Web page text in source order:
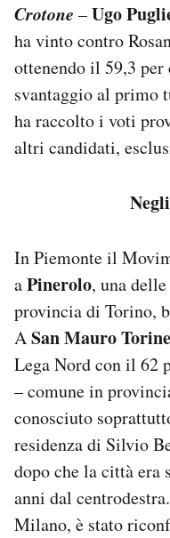
Crotone –Ugo
ha vinto contro
ottenendo il 59,3
svantaggio al primo
ha raccolto i voti
altri candidati,
In Piemonte il
aPinerolo, una
provincia di Torino,
ASan Mauro
Lega Nord con il 62
– comune in
conosciuto
residenza di Silvio
dopo che la città era
anni dal
Milano, è stato